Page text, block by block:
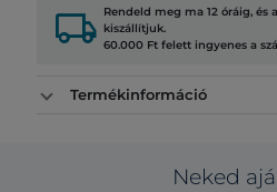
local_shipping Rendeld meg ma 12 óráig, és
kiszállítjuk.
60.000 Ft felett ingyenes a
Termékinformáció
Neked